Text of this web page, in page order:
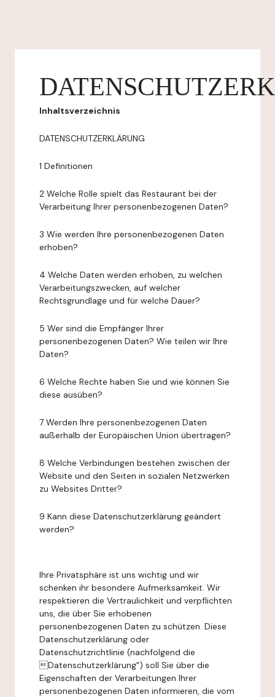
Inhaltsverzeichnis
DATENSCHUTZERKLÄRUNG
1 Definitionen
2 Welche Rolle spielt das Restaurant bei der
Verarbeitung Ihrer personenbezogenen Daten?
3 Wie werden Ihre personenbezogenen Daten
erhoben?
4 Welche Daten werden erhoben, zu welchen
Verarbeitungszwecken, auf welcher
Rechtsgrundlage und für welche Dauer?
5 Wer sind die Empfänger Ihrer
personenbezogenen Daten? Wie teilen wir Ihre
Daten?
6 Welche Rechte haben Sie und wie können Sie
diese ausüben?
7 Werden Ihre personenbezogenen Daten
außerhalb der Europäischen Union übertragen?
8 Welche Verbindungen bestehen zwischen der
Website und den Seiten in sozialen Netzwerken
zu Websites Dritter?
9 Kann diese Datenschutzerklärung geändert
werden?
Ihre Privatsphäre ist uns wichtig und wir
schenken ihr besondere Aufmerksamkeit. Wir
respektieren die Vertraulichkeit und verpflichten
uns, die über Sie erhobenen
personenbezogenen Daten zu schützen. Diese
Datenschutzerklärung oder
Datenschutzrichtlinie (nachfolgend die
Datenschutzerklärung") soll Sie über die
Eigenschaften der Verarbeitungen Ihrer
personenbezogenen Daten informieren, die vom